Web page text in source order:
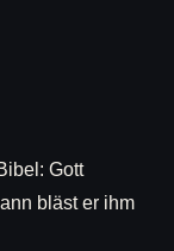
Gott
bläst er ihm